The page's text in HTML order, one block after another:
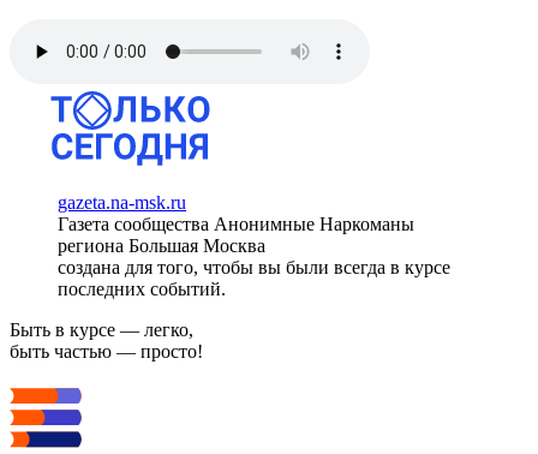
gazeta.na-msk.ru
Газета сообщества Анонимные Наркоманы
региона Большая Москва
создана для того, чтобы вы были всегда в курсе
последних событий.
Быть в курсе — легко,
быть частью — просто!